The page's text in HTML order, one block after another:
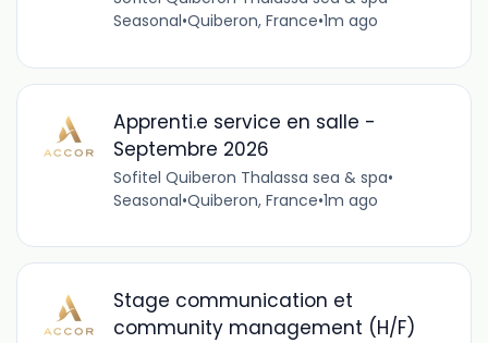
Seasonal•Quiberon, France•1m ago
Apprenti.e service en salle -
Septembre 2026
Sofitel Quiberon Thalassa sea & spa•
Seasonal•Quiberon, France•1m ago
Stage communication et
community management (H/F)